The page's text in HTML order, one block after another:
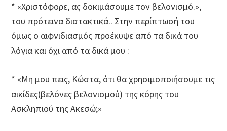
* «Χριστόφορε, ας δοκιμάσουμε τον βελονισμό.»,
του πρότεινα διστακτικά.. Στην περίπτωσή του
όμως ο αιφνιδιασμός προέκυψε από τα δικά του
λόγια και όχι από τα δικά μου :
* «Μη μου πεις, Κώστα, ότι θα χρησιμοποιήσουμε τις
αικίδες(βελόνες βελονισμού) της κόρης του
Ασκληπιού της Ακεσώ;»